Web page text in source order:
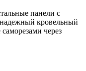
панели с
кровельный
через